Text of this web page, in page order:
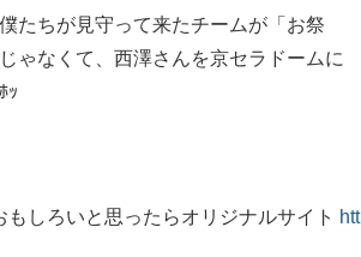
たちが見守って来たチームが「お祭
ゃなくて、西澤さんを京セラドームに
ｯ
しろいと思ったらオリジナルサイト htt